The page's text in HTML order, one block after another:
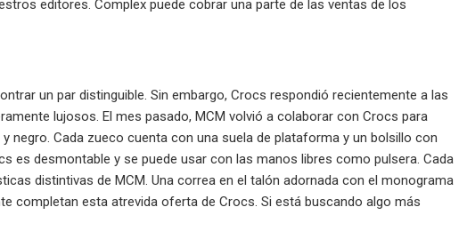
editores. Complex puede cobrar una parte de las ventas de los
un par distinguible. Sin embargo, Crocs respondió recientemente a las
lujosos. El mes pasado, MCM volvió a colaborar con Crocs para
negro. Cada zueco cuenta con una suela de plataforma y un bolsillo con
es desmontable y se puede usar con las manos libres como pulsera. Cada
distintivas de MCM. Una correa en el talón adornada con el monograma
completan esta atrevida oferta de Crocs. Si está buscando algo más